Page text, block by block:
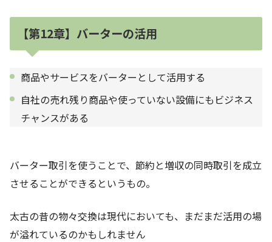
【第12章】バーターの活用
商品やサービスをバーターとして活用する
自社の売れ残り商品や使っていない設備にもビジネス
チャンスがある
バーター取引を使うことで、節約と増収の同時取引を成立
させることができるというもの。
太古の昔の物々交換は現代においても、まだまだ活用の場
が溢れているのかもしれません